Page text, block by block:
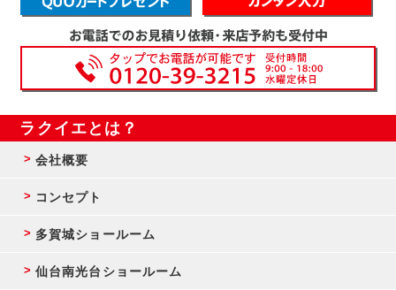
ラクイエとは？
会社概要
コンセプト
多賀城ショールーム
仙台南光台ショールーム